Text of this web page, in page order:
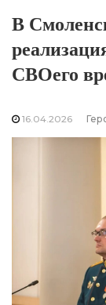
В
СВОего
16.04.2026